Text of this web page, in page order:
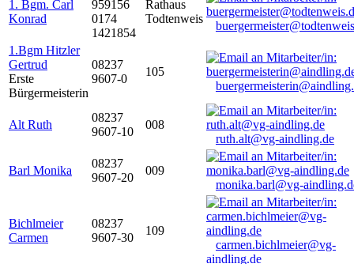
1. Bgm. Carl
Konrad
959156
0174
1421854
Rathaus
Todtenweis
1.Bgm Hitzler
Gertrud
Erste
Bürgermeisterin
08237
9607-0
105
Alt Ruth
08237
9607-10
008
ruth.alt@vg-aindling.de
Barl Monika
08237
9607-20
009
monika.barl@vg-
Bichlmeier
Carmen
08237
9607-30
109
carmen.bichlmeier@vg-
aindling.de